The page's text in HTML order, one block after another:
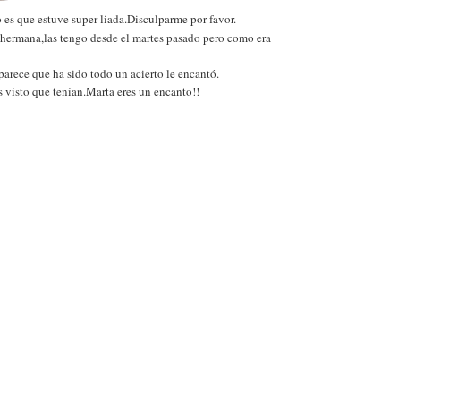
que estuve super liada.Disculparme por favor.
tengo desde el martes pasado pero como era
que ha sido todo un acierto le encantó.
que tenían.Marta eres un encanto!!